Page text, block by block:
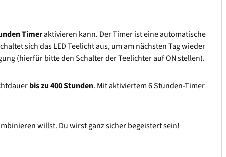
Timeraktivieren kann. Der Timer ist eine automatische
sich das LED Teelicht aus, um am nächsten Tag wieder
(hierfür bitte den Schalter der Teelichter auf ON stellen).
bis zu 400 Stunden. Mit aktiviertem 6 Stunden-Timer
willst. Du wirst ganz sicher begeistert sein!